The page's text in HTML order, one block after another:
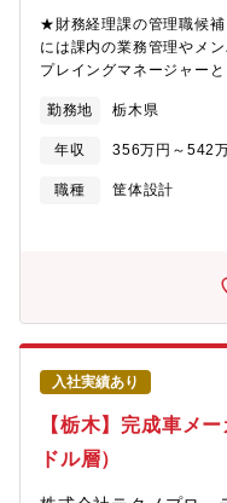
★財務経理課の管理職候
には課内の業務管理やメ
プレイングマネージャー
期待しています。【具体
訳入力■経費精算、売掛
証憑管理■月次決算・年
処理・固定資産税申告■
経理課を支える管理職候
勤務地 栃木県
年収 356万円～542
職種
筐体設計
入社実績あり
【栃木】完成車メ
ドル層）